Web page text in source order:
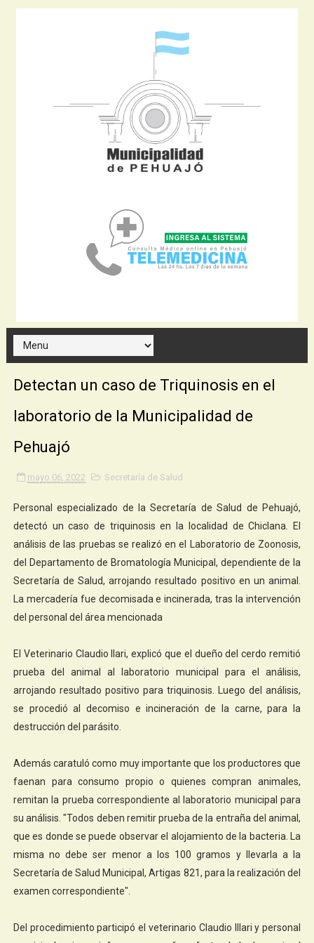
Detectan un caso de Triquinosis en el
laboratorio de la Municipalidad de
Pehuajó
mayo 06, 2022 Secretaría de Salud
Personal especializado de la Secretaría de Salud de Pehuajó,
detectó un caso de triquinosis en la localidad de Chiclana. El
análisis de las pruebas se realizó en el Laboratorio de Zoonosis,
del Departamento de Bromatología Municipal, dependiente de la
Secretaría de Salud, arrojando resultado positivo en un animal.
La mercadería fue decomisada e incinerada, tras la intervención
del personal del área mencionada
El Veterinario Claudio Ilari, explicó que el dueño del cerdo remitió
prueba del animal al laboratorio municipal para el análisis,
arrojando resultado positivo para triquinosis. Luego del análisis,
se procedió al decomiso e incineración de la carne, para la
destrucción del parásito.
Además caratuló como muy importante que los productores que
faenan para consumo propio o quienes compran animales,
remitan la prueba correspondiente al laboratorio municipal para
su análisis. "Todos deben remitir prueba de la entraña del animal,
que es donde se puede observar el alojamiento de la bacteria. La
misma no debe ser menor a los 100 gramos y llevarla a la
Secretaría de Salud Municipal, Artigas 821, para la realización del
examen correspondiente".
Del procedimiento participó el veterinario Claudio Illari y personal